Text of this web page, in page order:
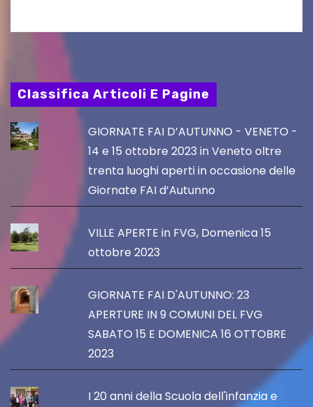
Classifica Articoli E Pagine
GIORNATE FAI D’AUTUNNO - VENETO -
14 e 15 ottobre 2023 in Veneto oltre
trenta luoghi aperti in occasione delle
Giornate FAI d’Autunno
VILLE APERTE in FVG, Domenica 15
ottobre 2023
GIORNATE FAI D'AUTUNNO: 23
APERTURE IN 9 COMUNI DEL FVG
SABATO 15 E DOMENICA 16 OTTOBRE
2023
I 20 anni della Scuola dell'infanzia e